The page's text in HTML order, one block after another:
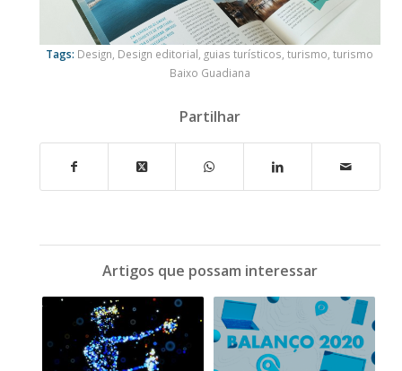
Tags: Design, Design editorial, guias turísticos,turismo,turismo
Baixo Guadiana
Partilhar
Artigos que possam interessar